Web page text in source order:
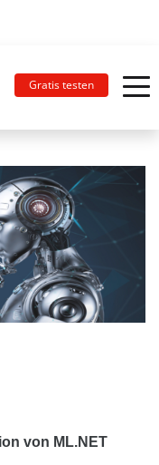
Gratis testen
von ML.NET